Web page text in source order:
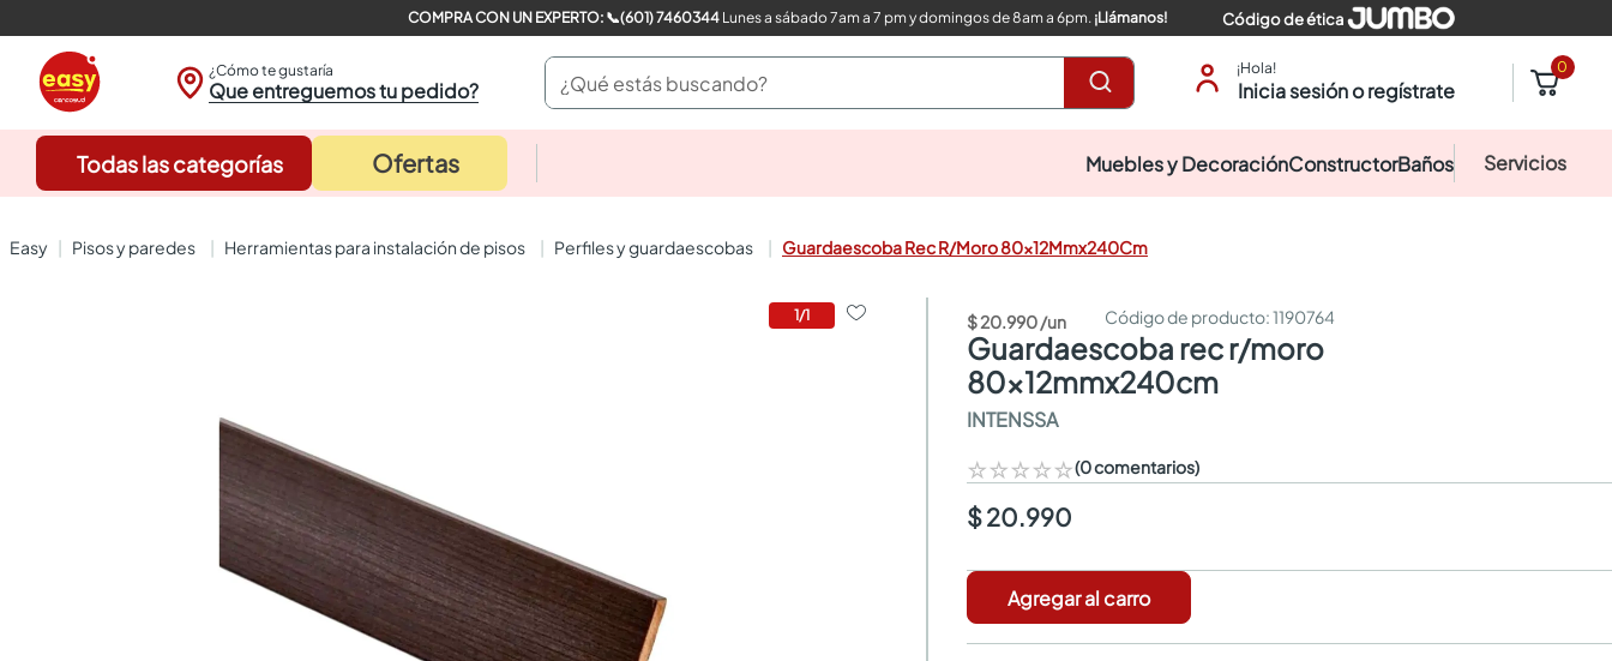
COMPRA CON UN EXPERTO: 📞(601) 7460344Lunes a sábado 7am a 7 pm y domingos de 8am a 6pm. ¡Llámanos! Código de ética
¿Cómo te gustaría
Que entreguemos tu pedido?
¿Qué estás buscando? ¡Hola!
Inicia sesión o regístrate
0
Todas las categorías Ofertas Muebles y DecoraciónConstructorBaños Servicios
pisos y paredes herramientas para instalación de pisos perfiles y guardaescobas Guardaescoba Rec R/Moro 80x12Mmx240Cm
1/1 $20.990/un :1190764
guardaescoba rec r/moro
80x12mmx240cm
INTENSSA
☆☆☆☆☆(0 comentarios)
$ 20.990
Agregar al carro
closet
sanitarios